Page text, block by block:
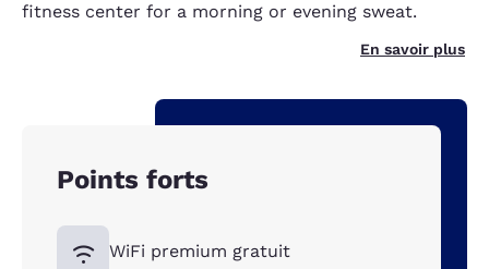
fitness center for a morning or evening sweat.
En savoir plus
Points forts
WiFi premium gratuit